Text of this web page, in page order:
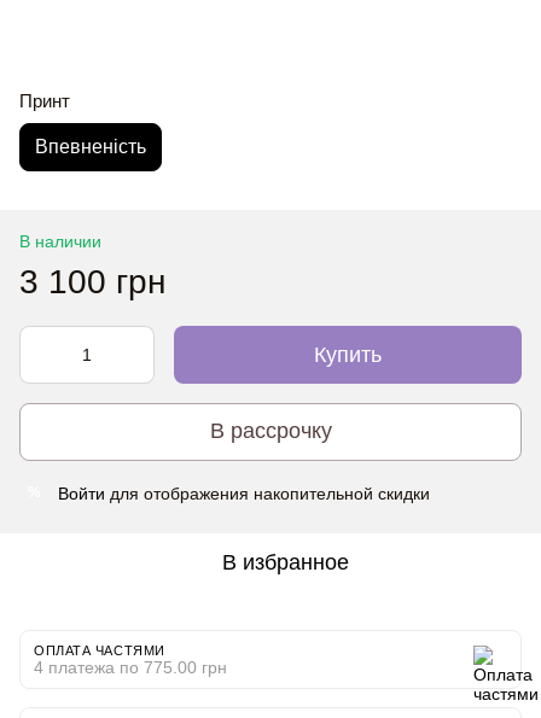
Принт
Впевненість
В наличии
3 100 грн
Купить
В рассрочку
Войти для отображения накопительной скидки
В избранное
ОПЛАТА ЧАСТЯМИ
4 платежа по 775.00 грн